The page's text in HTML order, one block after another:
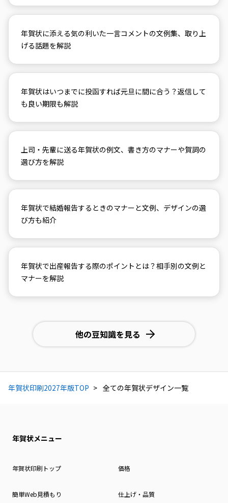
年賀状に添える気の利いた一言コメントの文例集、取り上
げる話題を解説
年賀状はいつまでに投函すれば元旦に間に合う？返信して
も良い期限も解説
上司・先輩に送る年賀状の例文、書き方のマナーや賀詞の
選び方を解説
年賀状で結婚報告するときのマナーと文例、デザインの選
び方も紹介
年賀状で出産報告する際のポイントとは？相手別の文例と
マナーを解説
他の豆知識を見る
年賀状印刷2027年版TOP 全ての年賀状デザイン一覧
年賀状メニュー
年賀状印刷トップ 価格
簡単Web見積もり 仕上げ・品質